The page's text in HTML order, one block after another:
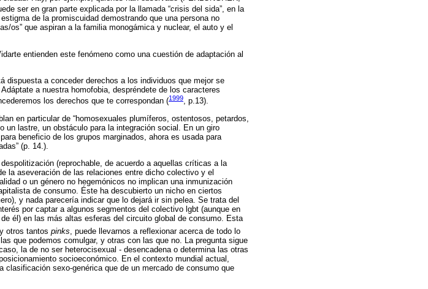
ser en gran parte explicada por la llamada “crisis del sida”, en la
de la promiscuidad demostrando que una persona no
os” que aspiran a la familia monogámica y nuclear, el auto y el
entienden este fenómeno como una cuestión de adaptación al
dispuesta a conceder derechos a los individuos que mejor se
a nuestra homofobia, despréndete de los caracteres
los derechos que te correspondan (1999, p.13).
en particular de “homosexuales plumíferos, ostentosos, petardos,
un lastre, un obstáculo para la integración social. En un giro
beneficio de los grupos marginados, ahora es usada para
(p. 14.).
(reprochable, de acuerdo a aquellas críticas a la
la aseveración de las relaciones entre dicho colectivo y el
o un género no hegemónicos no implican una inmunización
de consumo. Éste ha descubierto un nicho en ciertos
y nada parecería indicar que lo dejará ir sin pelea. Se trata del
por captar a algunos segmentos del colectivo lgbt (aunque en
él) en las más altas esferas del circuito global de consumo. Esta
y otros tantos pinks, puede llevarnos a reflexionar acerca de todo lo
que podemos comulgar, y otras con las que no. La pregunta sigue
la de no ser heterocisexual - desencadena o determina las otras
socioeconómico. En el contexto mundial actual,
sexo-genérica que de un mercado de consumo que